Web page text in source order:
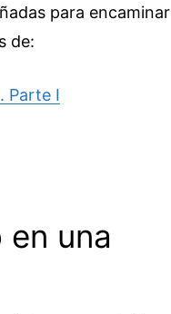
para encaminar
de:
Parte I
una